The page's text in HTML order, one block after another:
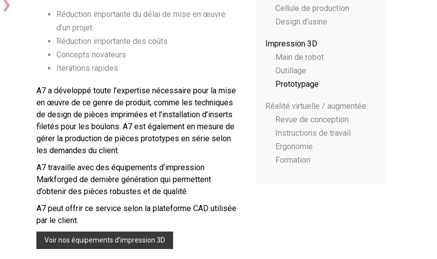
Réduction importante du délai de mise en œuvre
d’un projet
Réduction importante des coûts
Concepts novateurs
Itérations rapides
A7 a développé toute l’expertise nécessaire pour la mise
en œuvre de ce genre de produit, comme les techniques
de design de pièces imprimées et l’installation d’inserts
filetés pour les boulons. A7 est également en mesure de
gérer la production de pièces prototypes en série selon
les demandes du client.
A7 travaille avec des équipements d’impression
Markforged de dernière génération qui permettent
d’obtenir des pièces robustes et de qualité.
A7 peut offrir ce service selon la plateforme CAD utilisée
par le client.
Voir nos équipements d’impression 3D
Cellule de production
Design d’usine
Impression 3D
Main de robot
Outillage
Prototypage
Réalité virtuelle / augmentée
Revue de conception
Instructions de travail
Ergonomie
Formation